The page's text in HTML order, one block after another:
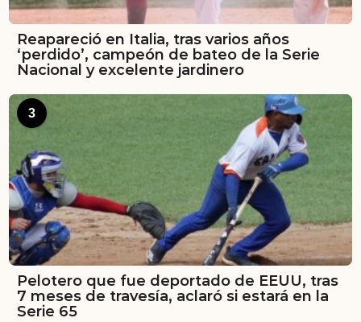
Reapareció en Italia, tras varios años
‘perdido’, campeón de bateo de la Serie
Nacional y excelente jardinero
3
Pelotero que fue deportado de EEUU, tras
7 meses de travesía, aclaró si estará en la
Serie 65